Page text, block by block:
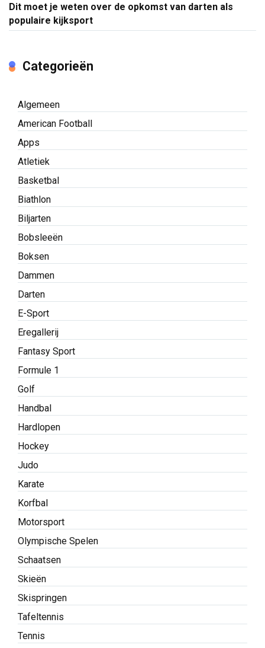
Dit moet je weten over de opkomst van darten als
populaire kijksport
Categorieën
Algemeen
American Football
Apps
Atletiek
Basketbal
Biathlon
Biljarten
Bobsleeën
Boksen
Dammen
Darten
E-Sport
Eregallerij
Fantasy Sport
Formule 1
Golf
Handbal
Hardlopen
Hockey
Judo
Karate
Korfbal
Motorsport
Olympische Spelen
Schaatsen
Skieën
Skispringen
Tafeltennis
Tennis